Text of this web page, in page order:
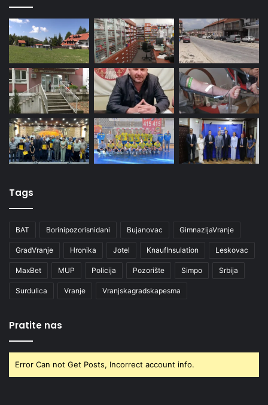
Tags
BAT Borinipozorisnidani Bujanovac GimnazijaVranje
GradVranje Hronika Jotel KnaufInsulation Leskovac
MaxBet MUP Policija Pozorište Simpo Srbija
Surdulica Vranje Vranjskagradskapesma
Pratite nas
Error Can not Get Posts, Incorrect account info.